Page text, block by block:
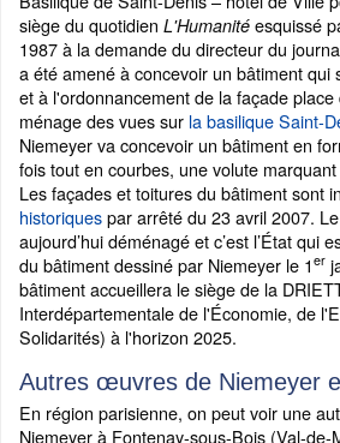
siège du quotidien L'Humanité esquissé
1987 à la demande du directeur du
a été amené à concevoir un bâtiment qui
et à l'ordonnancement de la façade
ménage des vues sur la basilique Saint-
Niemeyer va concevoir un bâtiment en
fois tout en courbes, une volute
Les façades et toitures du bâtiment sont
historiquespar arrêté du 23 avril 2007.
aujourd’hui déménagé et c’est l’État qui
du bâtiment dessiné par Niemeyer le 1 er
bâtiment accueillera le siège de la
Interdépartementale de l'Économie, de
Solidarités) à l'horizon 2025.
Autres œuvres de Niemeyer
En région parisienne, on peut voir une
Niemeyer à Fontenay-sous-Bois (Val-de-